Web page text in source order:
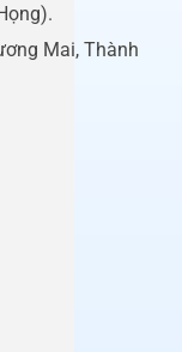
Mai, Thành